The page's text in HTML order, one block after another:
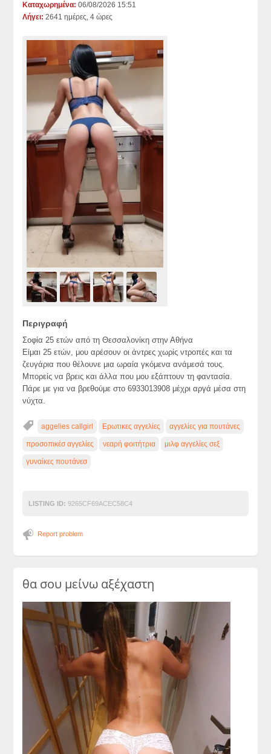
Καταχωρημένα: 06/08/2026 15:51
Λήγει: 2641 ημέρες, 4 ώρες
Περιγραφή
Σοφία 25 ετών από τη Θεσσαλονίκη στην Αθήνα
Είμαι 25 ετών, μου αρέσουν οι άντρες χωρίς ντροπές και τα
ζευγάρια που θέλουνε μια ωραία γκόμενα ανάμεσά τους.
Μπορείς να βρεις και άλλα που μου εξάπτουν τη φαντασία.
Πάρε με για να βρεθούμε στο 6933013908 μέχρι αργά μέσα στη
νύχτα.
aggelies callgirl Ερωτικες αγγελίες αγγελίες για πουτάνες
προσοπικέσ αγγελίες νεαρή φοιτήτρια μιλφ αγγελίες σεξ
γυναίκες πουτάνεσ
LISTING ID: 9265CF69ACEC58C4
Report problem
θα σου μείνω αξέχαστη